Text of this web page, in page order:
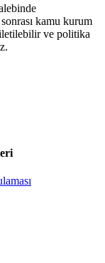
kamu kurum
iletilebilir ve politika